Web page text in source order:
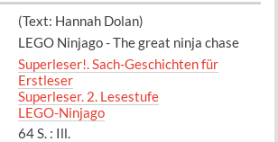
(Text: Hannah Dolan)
LEGO Ninjago - The great ninja chase
Superleser!. Sach-Geschichten für
Erstleser
Superleser. 2. Lesestufe
LEGO-Ninjago
64 S. : Ill.